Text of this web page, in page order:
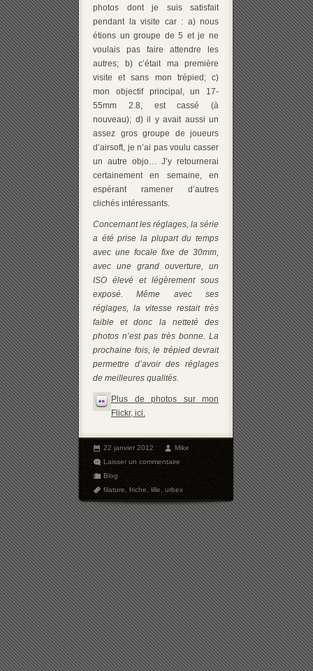
photos dont je suis satisfait
pendant la visite car : a) nous
étions un groupe de 5 et je ne
voulais pas faire attendre les
autres; b) c’était ma première
visite et sans mon trépied; c)
mon objectif principal, un 17-
55mm 2.8, est cassé (à
nouveau); d) il y avait aussi un
assez gros groupe de joueurs
d’airsoft, je n’ai pas voulu casser
un autre objo… J’y retournerai
certainement en semaine, en
espérant ramener d’autres
clichés intéressants.
Concernant les réglages, la série
a été prise la plupart du temps
avec une focale fixe de 30mm,
avec une grand ouverture, un
ISO élevé et légèrement sous
exposé. Même avec ses
réglages, la vitesse restait très
faible et donc la netteté des
photos n’est pas très bonne. La
prochaine fois, le trépied devrait
permettre d’avoir des réglages
de meilleures qualités.
Plus de photos sur mon
Flickr, ici.
22 janvier 2012
Mike
Laisser un commentaire
Blog
filature,friche,lille,urbex